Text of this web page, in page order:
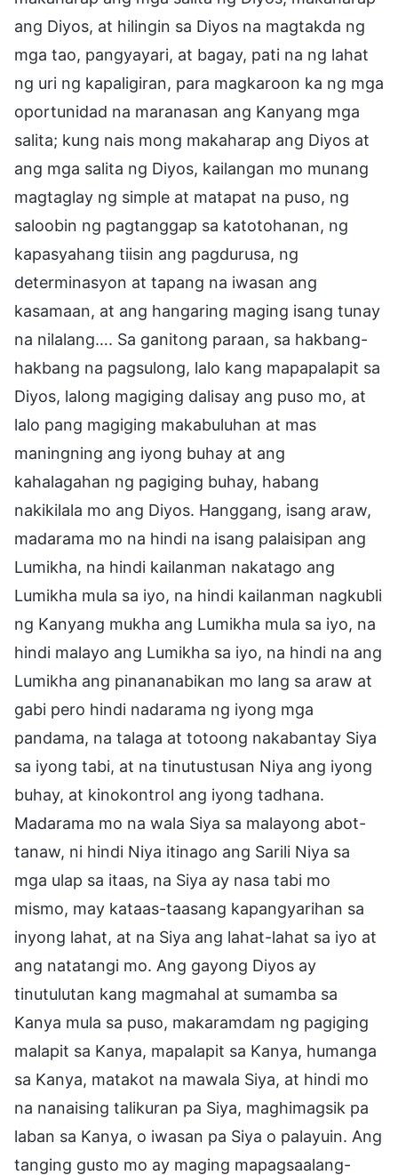
ang Diyos, at hilingin sa Diyos na magtakda ng
mga tao, pangyayari, at bagay, pati na ng lahat
ng uri ng kapaligiran, para magkaroon ka ng mga
oportunidad na maranasan ang Kanyang mga
salita; kung nais mong makaharap ang Diyos at
ang mga salita ng Diyos, kailangan mo munang
magtaglay ng simple at matapat na puso, ng
saloobin ng pagtanggap sa katotohanan, ng
kapasyahang tiisin ang pagdurusa, ng
determinasyon at tapang na iwasan ang
kasamaan, at ang hangaring maging isang tunay
na nilalang…. Sa ganitong paraan, sa hakbang-
hakbang na pagsulong, lalo kang mapapalapit sa
Diyos, lalong magiging dalisay ang puso mo, at
lalo pang magiging makabuluhan at mas
maningning ang iyong buhay at ang
kahalagahan ng pagiging buhay, habang
nakikilala mo ang Diyos. Hanggang, isang araw,
madarama mo na hindi na isang palaisipan ang
Lumikha, na hindi kailanman nakatago ang
Lumikha mula sa iyo, na hindi kailanman nagkubli
ng Kanyang mukha ang Lumikha mula sa iyo, na
hindi malayo ang Lumikha sa iyo, na hindi na ang
Lumikha ang pinananabikan mo lang sa araw at
gabi pero hindi nadarama ng iyong mga
pandama, na talaga at totoong nakabantay Siya
sa iyong tabi, at na tinutustusan Niya ang iyong
buhay, at kinokontrol ang iyong tadhana.
Madarama mo na wala Siya sa malayong abot-
tanaw, ni hindi Niya itinago ang Sarili Niya sa
mga ulap sa itaas, na Siya ay nasa tabi mo
mismo, may kataas-taasang kapangyarihan sa
inyong lahat, at na Siya ang lahat-lahat sa iyo at
ang natatangi mo. Ang gayong Diyos ay
tinutulutan kang magmahal at sumamba sa
Kanya mula sa puso, makaramdam ng pagiging
malapit sa Kanya, mapalapit sa Kanya, humanga
sa Kanya, matakot na mawala Siya, at hindi mo
na nanaising talikuran pa Siya, maghimagsik pa
laban sa Kanya, o iwasan pa Siya o palayuin. Ang
tanging gusto mo ay maging mapagsaalang-